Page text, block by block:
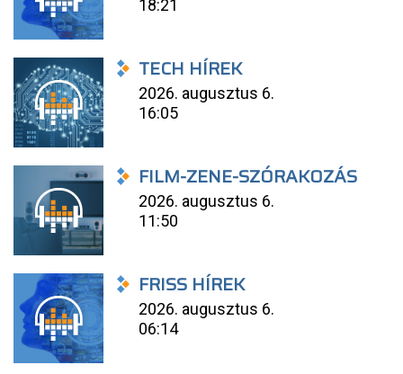
18:21
TECH HÍREK
2026. augusztus 6.
16:05
FILM-ZENE-SZÓRAKOZÁS
2026. augusztus 6.
11:50
FRISS HÍREK
2026. augusztus 6.
06:14